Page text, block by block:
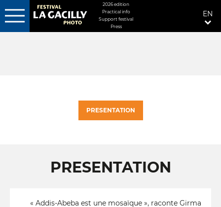
Skip
MENU
FIXÉ
2026 edition
Practical info
Support festival
Press
EN
PRESENTATION
PRESENTATION
« Addis-Abeba est une mosaïque », raconte Girma